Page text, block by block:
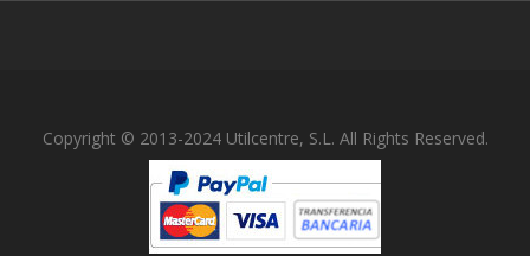
Copyright © 2013-2024 Utilcentre, S.L. All Rights Reserved.